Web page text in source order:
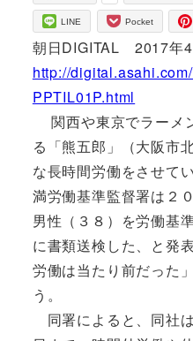
LINE Pocket
朝日DIGITAL 2017年4
http://
PPTIL01P.html
関西や東京でラーメ
る「熊五郎」（大阪市
な長時間労働をさせて
満労働基準監督署は２
男性（３８）を労働基
に書類送検した、と発
労働は当たり前だった
う。
同署によると、同社